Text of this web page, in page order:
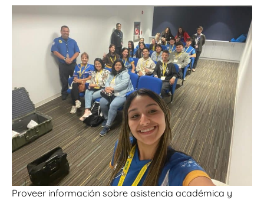
Proveer información sobre asistencia académica y